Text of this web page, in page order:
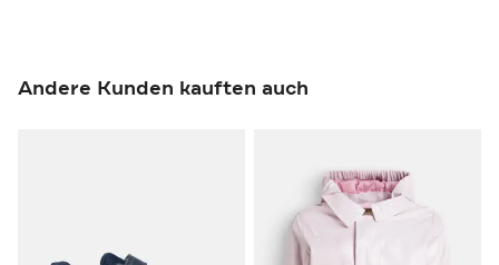
Andere Kunden kauften auch